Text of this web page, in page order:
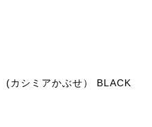
カシミアかぶせ） BLACK